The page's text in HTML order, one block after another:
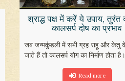
श्राद्ध पक्ष में करें ये उपाय, तुरंत
कालसर्प दोष का प्रभाव
जब जन्मकुंडली में सभी ग्रह राहू और केतु
जाते हैं तो कालसर्प योग का निर्माण होता है।
Read more